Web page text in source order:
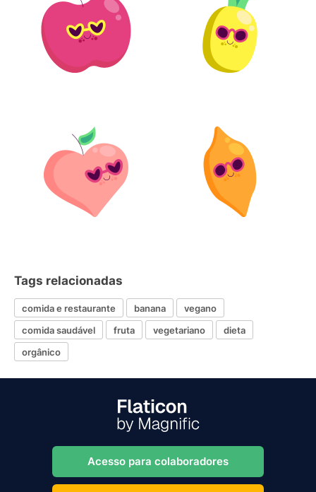
Tags relacionadas
comida e restaurante banana
vegano
comida saudável
fruta vegetariano
dieta
orgânico
Acesso para colaboradores